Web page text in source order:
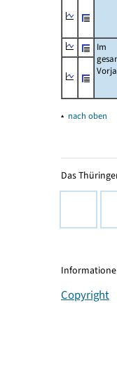
Im
▴ nach oben
Das
Copyright